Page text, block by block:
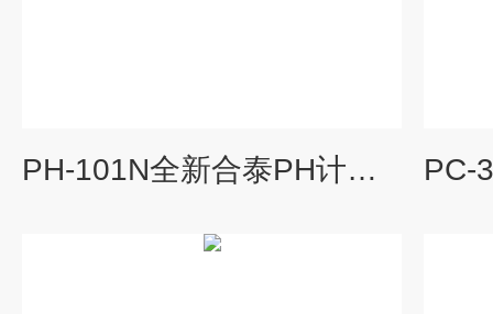
PH-101N全新合泰PH计仪器深度改短47MM